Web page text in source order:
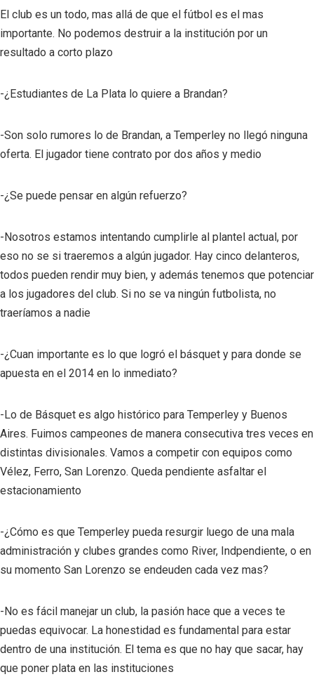
El club es un todo, mas allá de que el fútbol es el mas
importante. No podemos destruir a la institución por un
resultado a corto plazo
-¿Estudiantes de La Plata lo quiere a Brandan?
-Son solo rumores lo de Brandan, a Temperley no llegó ninguna
oferta. El jugador tiene contrato por dos años y medio
-¿Se puede pensar en algún refuerzo?
-Nosotros estamos intentando cumplirle al plantel actual, por
eso no se si traeremos a algún jugador. Hay cinco delanteros,
todos pueden rendir muy bien, y además tenemos que potenciar
a los jugadores del club. Si no se va ningún futbolista, no
traeríamos a nadie
-¿Cuan importante es lo que logró el básquet y para donde se
apuesta en el 2014 en lo inmediato?
-Lo de Básquet es algo histórico para Temperley y Buenos
Aires. Fuimos campeones de manera consecutiva tres veces en
distintas divisionales. Vamos a competir con equipos como
Vélez, Ferro, San Lorenzo. Queda pendiente asfaltar el
estacionamiento
-¿Cómo es que Temperley pueda resurgir luego de una mala
administración y clubes grandes como River, Indpendiente, o en
su momento San Lorenzo se endeuden cada vez mas?
-No es fácil manejar un club, la pasión hace que a veces te
puedas equivocar. La honestidad es fundamental para estar
dentro de una institución. El tema es que no hay que sacar, hay
que poner plata en las instituciones